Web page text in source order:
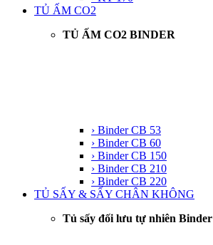
TỦ ẤM CO2
TỦ ẤM CO2 BINDER
› Binder CB 53
› Binder CB 60
› Binder CB 150
› Binder CB 210
› Binder CB 220
TỦ SẤY & SẤY CHÂN KHÔNG
Tủ sấy đối lưu tự nhiên Binder